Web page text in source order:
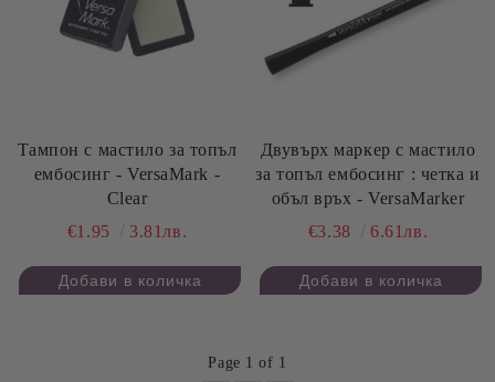
Тампон с мастило за топъл
ембосинг - VersaMark -
Clear
€1.95
3.81лв.
Двувърх маркер с мастило
за топъл ембосинг : четка и
объл връх - VersaMarker
€3.38
6.61лв.
Page 1 of 1